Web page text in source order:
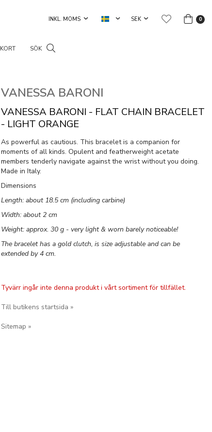
0
SÖK
VANESSA BARONI
VANESSA BARONI - FLAT CHAIN BRACELET
- LIGHT ORANGE
As powerful as cautious. This bracelet is a companion for
moments of all kinds. Opulent and featherweight acetate
members tenderly navigate against the wrist without you doing.
Made in Italy.
Dimensions
Length: about 18.5 cm (including carbine)
Width: about 2 cm
Weight: approx. 30 g - very light & worn barely noticeable!
The bracelet has a gold clutch, is size adjustable and can be
extended by 4 cm.
Tyvärr ingår inte denna produkt i vårt sortiment för tillfället.
Till butikens startsida »
Sitemap »